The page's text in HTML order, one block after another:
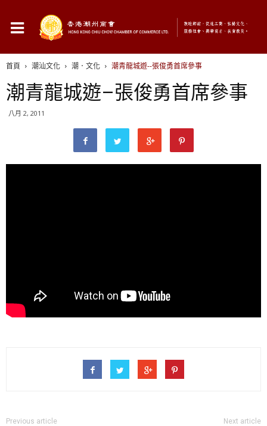
首頁 潮汕文化 潮．文化 潮青龍城遊--張俊勇首席參事
潮青龍城遊–張俊勇首席參事
八月 2, 2011
Previous article Next article